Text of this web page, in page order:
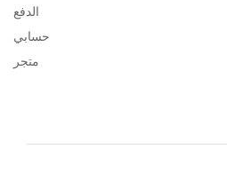
الدفع
حسابي
متجر